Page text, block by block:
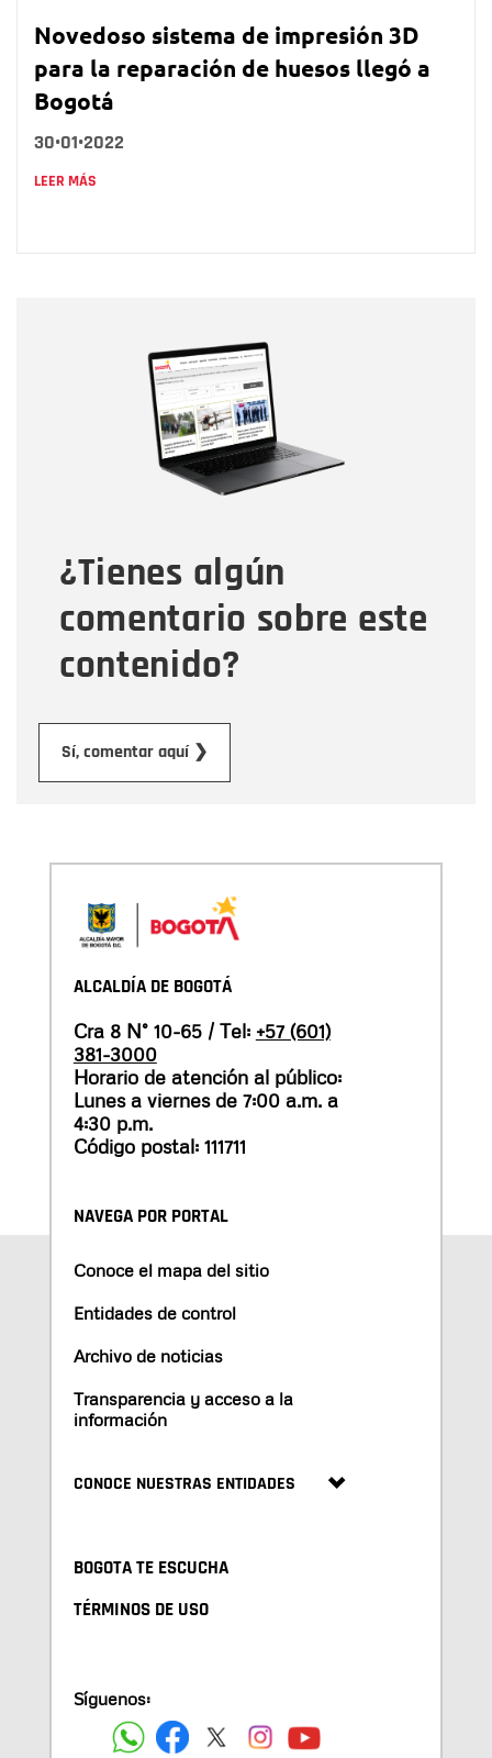
Novedoso sistema de impresión 3D
para la reparación de huesos llegó a
Bogotá
30•01•2022
LEER MÁS
¿Tienes algún
comentario sobre este
contenido?
Sí, comentar aquí ❯
Correo electrónico
Tipo de comentario
Mensaje
ALCALDÍA DE BOGOTÁ
Cra 8 N° 10-65 / Tel: +57 (601)
381-3000
Horario de atención al público:
Lunes a viernes de 7:00 a.m. a
4:30 p.m.
Código postal: 111711
NAVEGA POR PORTAL
Conoce el mapa del sitio
Entidades de control
Archivo de noticias
Transparencia y acceso a la
información
CONOCE NUESTRAS ENTIDADES
BOGOTA TE ESCUCHA
TÉRMINOS DE USO
Síguenos: